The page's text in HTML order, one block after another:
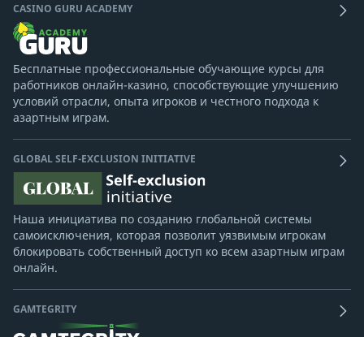
CASINO GURU ACADEMY
Бесплатные профессиональные обучающие курсы для
работников онлайн-казино, способствующие улучшению
условий отрасли, опыта игроков и честного подхода к
азартным играм.
GLOBAL SELF-EXCLUSION INITIATIVE
Наша инициатива по созданию глобальной системы
самоисключения, которая позволит уязвимым игрокам
блокировать собственный доступ ко всем азартным играм
онлайн.
GAMTEGRITY